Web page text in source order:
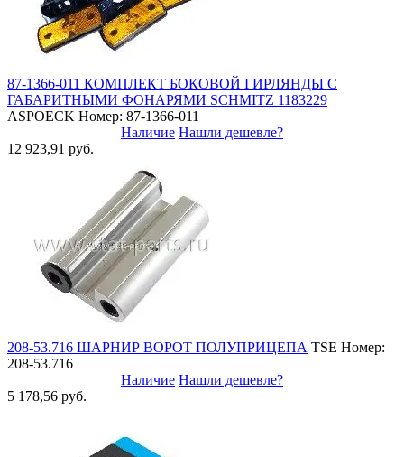
87-1366-011 КОМПЛЕКТ БОКОВОЙ ГИРЛЯНДЫ С
ГАБАРИТНЫМИ ФОНАРЯМИ SCHMITZ 1183229
ASPOECK Номер: 87-1366-011
Наличие Нашли дешевле?
12 923,91 руб.
208-53.716 ШАРНИР ВОРОТ ПОЛУПРИЦЕПА TSE Номер:
208-53.716
Наличие Нашли дешевле?
5 178,56 руб.